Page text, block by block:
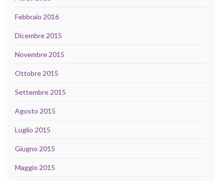
Febbraio 2016
Dicembre 2015
Novembre 2015
Ottobre 2015
Settembre 2015
Agosto 2015
Luglio 2015
Giugno 2015
Maggio 2015